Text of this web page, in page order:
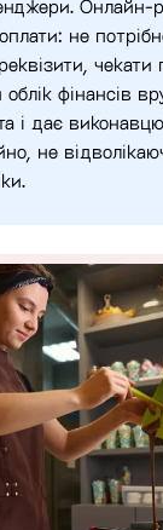
Онлайн-
не
фінансів
і дає
не